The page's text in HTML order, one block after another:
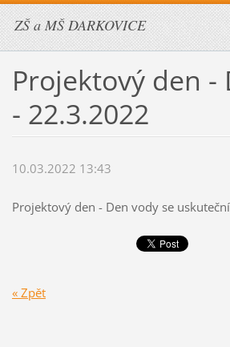
ZŠ a MŠ DARKOVICE
Projektový den -
- 22.3.2022
10.03.2022 13:43
Projektový den - Den vody se
« Zpět